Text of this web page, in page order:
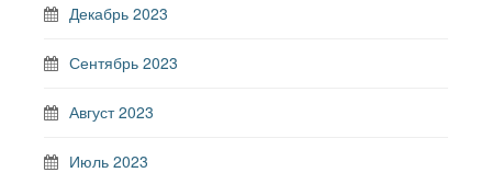
Декабрь 2023
Сентябрь 2023
Август 2023
Июль 2023